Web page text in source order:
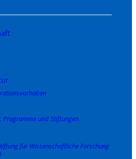
Programme und Stiftungen
für Wissenschaftliche Forschung